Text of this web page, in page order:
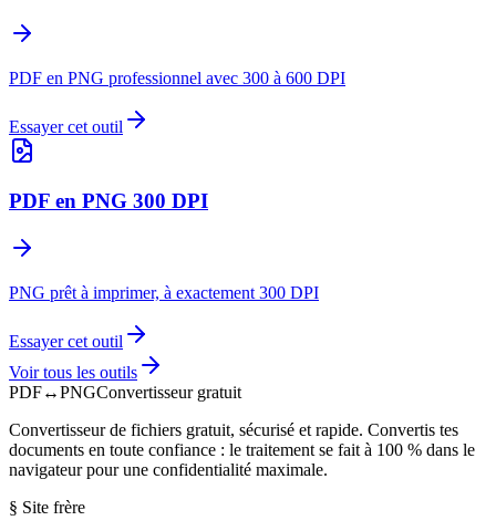
PDF en PNG professionnel avec 300 à 600 DPI
Essayer cet outil
PDF en PNG 300 DPI
PNG prêt à imprimer, à exactement 300 DPI
Essayer cet outil
Voir tous les outils
PDF↔PNGConvertisseur gratuit
Convertisseur de fichiers gratuit, sécurisé et rapide. Convertis tes
documents en toute confiance : le traitement se fait à 100 % dans le
navigateur pour une confidentialité maximale.
§ Site frère